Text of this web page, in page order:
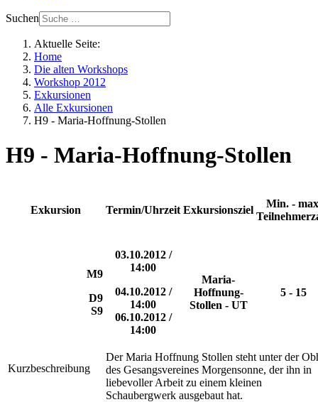
Suchen
Aktuelle Seite:
Home
Die alten Workshops
Workshop 2012
Exkursionen
Alle Exkursionen
H9 - Maria-Hoffnung-Stollen
H9 - Maria-Hoffnung-Stollen
Exkursion Termin/Uhrzeit Exkursionsziel
Min. -
M9
D9
S9
03.10.2012 /
14:00
04.10.2012 /
14:00
06.10.2012 /
14:00
Maria-
Hoffnung-
Stollen - UT
5 - 15
Kurzbeschreibung
Der Maria Hoffnung Stollen steht unter der
des Gesangsvereines Morgensonne, der ihn in
liebevoller Arbeit zu einem kleinen
Schaubergwerk ausgebaut hat.